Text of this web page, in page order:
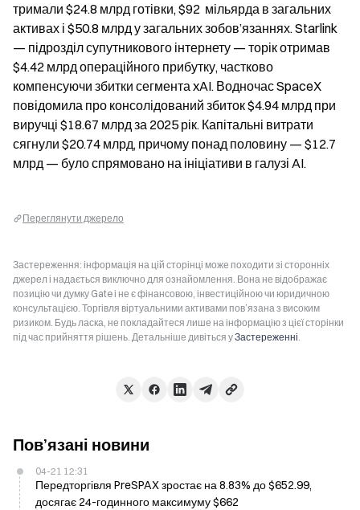
тримали $24.8 млрд готівки, $92  мільярда в загальних
активах і $50.8 млрд у загальних зобов’язаннях. Starlink
— підрозділ супутникового інтернету — торік отримав
$4.42 млрд операційного прибутку, частково
компенсуючи збитки сегмента xAI. Водночас SpaceX
повідомила про консолідований збиток $4.94 млрд при
виручці $18.67 млрд за 2025 рік. Капітальні витрати
сягнули $20.74 млрд, причому понад половину — $12.7
млрд — було спрямовано на ініціативи в галузі AI.
Переглянути джерело
Застереження: інформація на цій сторінці може походити зі сторонніх
джерел і надається виключно для ознайомлення. Вона не відображає
позицію чи думку Gate і не є фінансовою, інвестиційною чи юридичною
консультацією. Торгівля віртуальними активами пов’язана з високим
ризиком. Будь ласка, не покладайтеся лише на інформацію з цієї сторінки
під час прийняття рішень. Детальніше дивіться уЗастереженні.
Пов’язані новини
04-21 12:31
Передторгівля PreSPAX зростає на 8.83% до $652.99,
досягає 24-годинного максимуму $662